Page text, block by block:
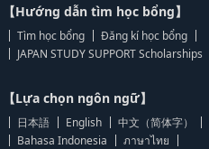
【Hướng dẫn tìm học bổng】
Tìm học bổng
Đăng kí học bổng
JAPAN STUDY SUPPORT Scholarships
【Lựa chọn ngôn ngữ】
日本語 English 中文（简体字）
Bahasa Indonesia
ภาษาไทย